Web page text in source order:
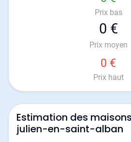
Prix bas
0 €
Prix moyen
0 €
Prix haut
Estimation des
julien-en-saint-alban